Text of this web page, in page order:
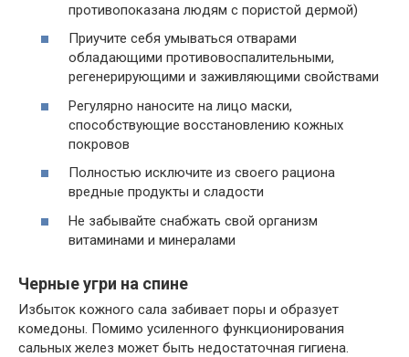
противопоказана людям с пористой дермой)
Приучите себя умываться отварами
обладающими противовоспалительными,
регенерирующими и заживляющими свойствами
Регулярно наносите на лицо маски,
способствующие восстановлению кожных
покровов
Полностью исключите из своего рациона
вредные продукты и сладости
Не забывайте снабжать свой организм
витаминами и минералами
Черные угри на спине
Избыток кожного сала забивает поры и образует
комедоны. Помимо усиленного функционирования
сальных желез может быть недостаточная гигиена.